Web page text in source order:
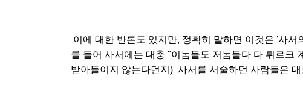
이에 대한 반론도 있지만, 정확히 말하면 이것은 '사서
를 들어 사서에는 대충 "이놈들도 저놈들다 다 튀르크
받아들이지 않는다던지) 사서를 서술하던 사람들은